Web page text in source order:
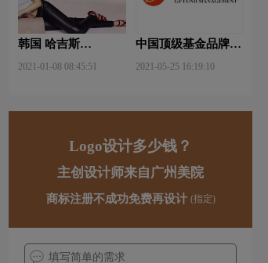
韩国 哈吉斯
更新LOGO
2021-01-08 08:45:51
中国顶级基金品牌
领先品牌
2021-05-25 16:19:10
Logo设计多少钱？
主创设计师来自广州美院
商标注册不成功免费再设计 (指定)